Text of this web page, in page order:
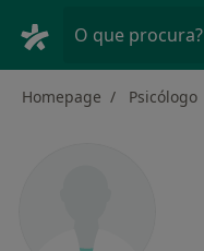
O que procura?
Homepage Psicólogo